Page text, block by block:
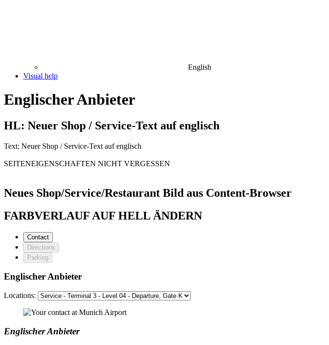
English
Visual help
Englischer Anbieter
HL: Neuer Shop / Service-Text auf englisch
Text: Neuer Shop / Service-Text auf englisch
SEITENEIGENSCHAFTEN NICHT VERGESSEN
Neues Shop/Service/Restaurant Bild aus Content-Browser
FARBVERLAUF AUF HELL ÄNDERN
Contact
Directions
Parking
Englischer Anbieter
Locations:
Englischer Anbieter